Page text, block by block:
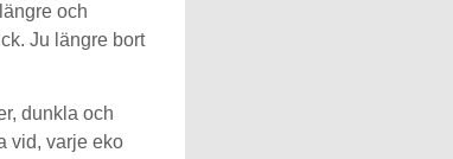
och
Ju längre bort
dunkla och
vid, varje eko